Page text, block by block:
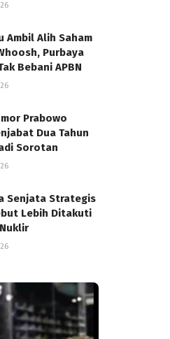
Ambil Alih Saham
Purbaya
Bebani APBN
Prabowo
Dua Tahun
Sorotan
Senjata Strategis
Lebih Ditakuti